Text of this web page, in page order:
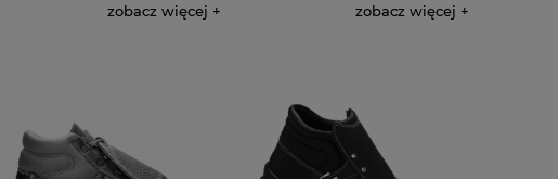
zobacz więcej zobacz więcej